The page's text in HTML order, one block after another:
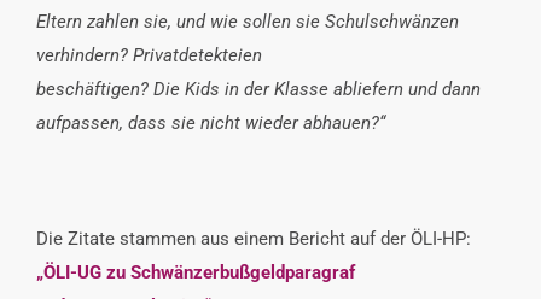
Eltern zahlen sie, und wie sollen sie Schulschwänzen
verhindern? Privatdetekteien
beschäftigen? Die Kids in der Klasse abliefern und dann
aufpassen, dass sie nicht wieder abhauen?“
Die Zitate stammen aus einem Bericht auf der ÖLI-HP:
„ÖLI-UG zu Schwänzerbußgeldparagraf